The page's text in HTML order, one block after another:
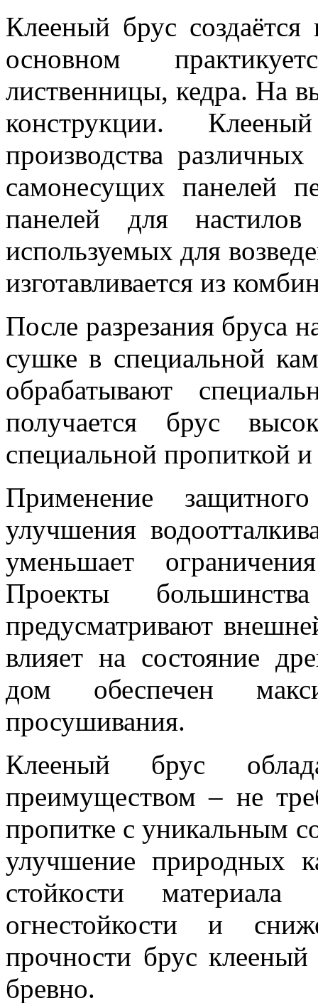
Клееный брус
основном
лиственницы, кедра. На
конструкции.
производства
самонесущих панелей
панелей для
используемых для
изготавливается из
После разрезания бруса
сушке в специальной
обрабатывают
получается брус
специальной пропиткой
Применение
улучшения
уменьшает
Проекты
предусматривают
влияет на состояние
дом обеспечен
просушивания.
Клееный брус
преимуществом – не
пропитке с уникальным
улучшение природных
стойкости
огнестойкости и
прочности брус клееный
бревно.